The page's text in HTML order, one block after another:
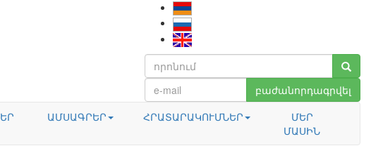
բաժանորդագրվել
ԱՄՍԱԳՐԵՐ ՀՐԱՏԱՐԱԿՈՒՄՆԵՐ
ՄԵՐ
ՄԱՍԻՆ